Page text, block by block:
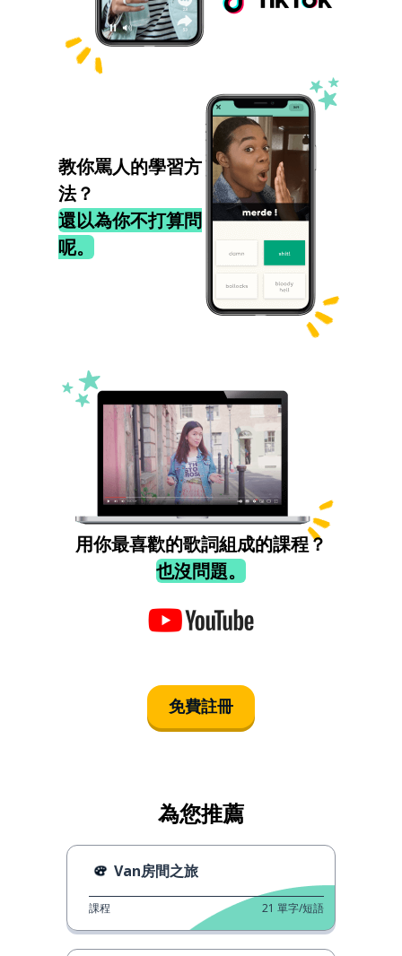
教你罵人的學習方
法？
還以為你不打算問
呢。
用你最喜歡的歌詞組成的課程？
也沒問題。
免費註冊
為您推薦
Van房間之旅
課程 21 單字/短語